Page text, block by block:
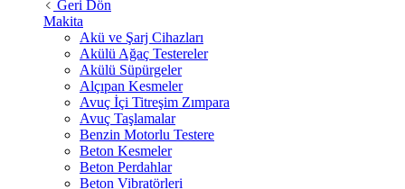
Geri Dön
Makita
Akü ve Şarj Cihazları
Akülü Ağaç Testereler
Akülü Süpürgeler
Alçıpan Kesmeler
Avuç İçi Titreşim Zımpara
Avuç Taşlamalar
Benzin Motorlu Testere
Beton Kesmeler
Beton Perdahlar
Beton Vibratörleri